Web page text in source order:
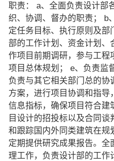
职责： a、全面负责设计部
织、协调、督办的职责； b
定任务目标、执行原则及
部的工作计划、资金计划、
作项目前期调研，参与工程
项目总体规划； e、负责监
负责与其它相关部门总的协
方案，进行项目协调和指导
信息指标，确保项目符合建
目设计的招投标以及合同
和跟踪国内外同类建筑在规
定期提供研究成果报告。全
理工作，负责设计部的工作